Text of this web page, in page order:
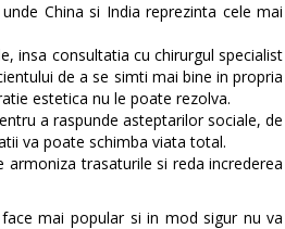
China si India reprezinta cele mai
insa consultatia cu chirurgul specialist
de a se simti mai bine in propria
estetica nu le poate rezolva.
a raspunde asteptarilor sociale, de
va poate schimba viata total.
trasaturile si reda increderea
mai popular si in mod sigur nu va